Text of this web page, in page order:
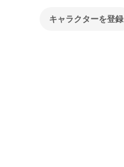
キャラクターを登録